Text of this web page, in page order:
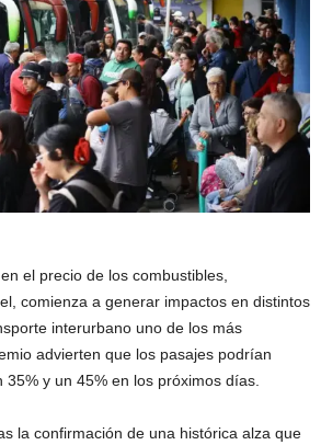
el precio de los combustibles,
comienza a generar impactos en distintos
interurbano uno de los más
advierten que los pasajes podrían
y un 45% en los próximos días.
la confirmación de una histórica alza que